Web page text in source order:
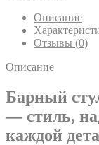
Описание
Отзывы (0)
Описание
Барный
— стиль,
каждой